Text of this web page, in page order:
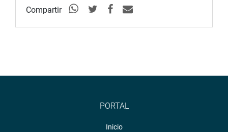
Compartir
PORTAL
Inicio